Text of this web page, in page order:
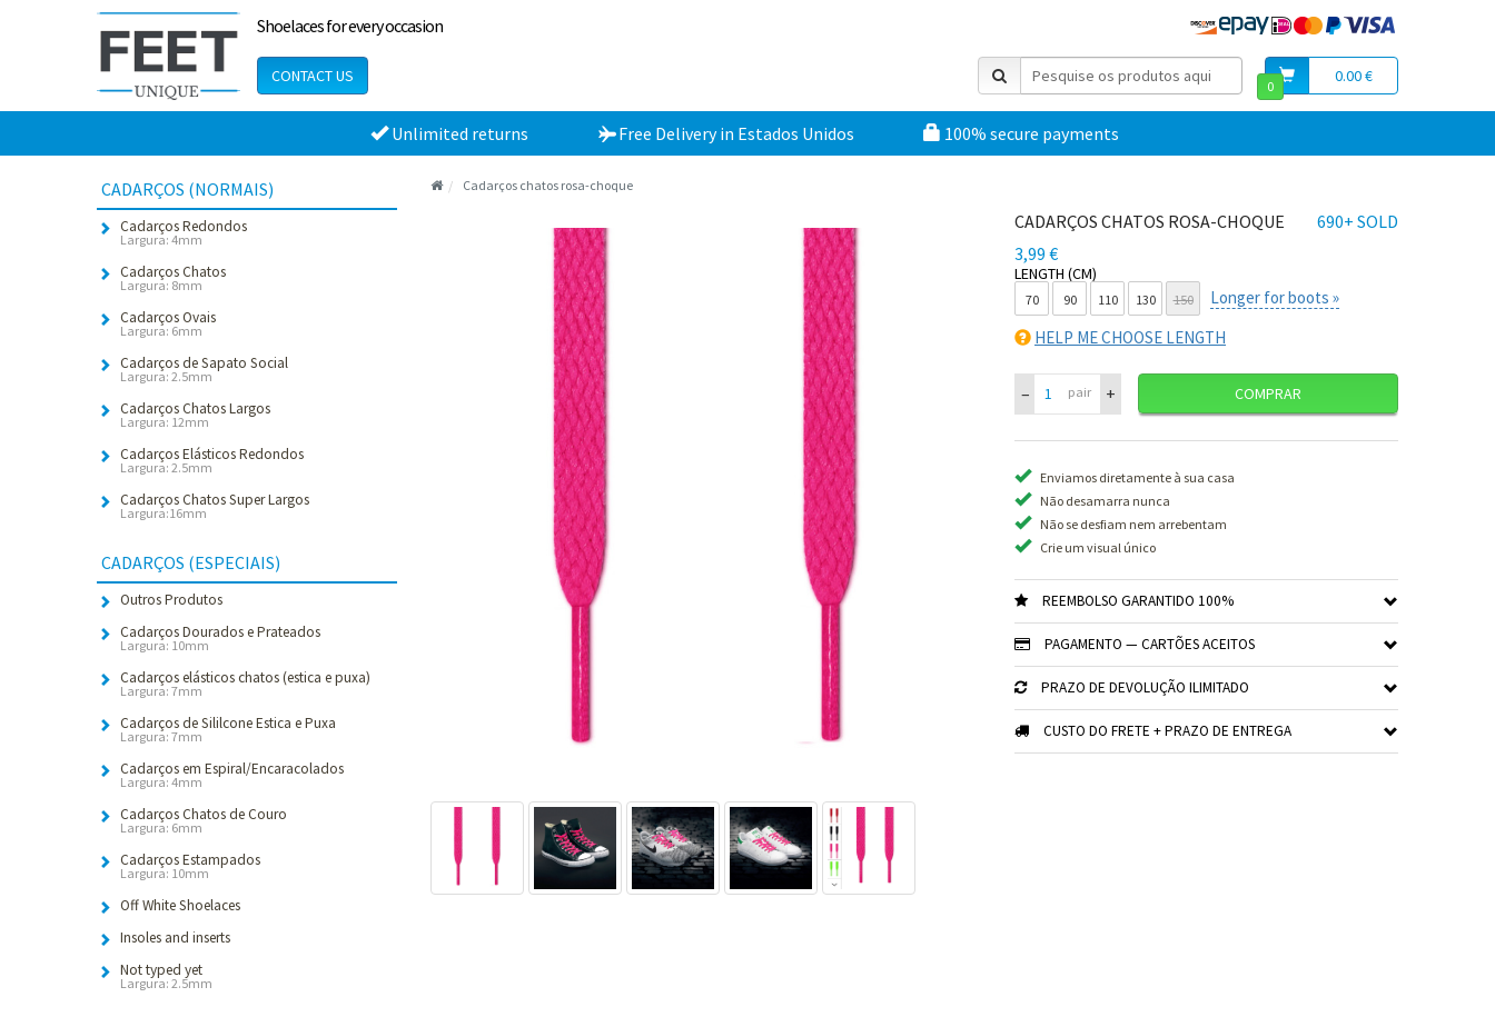
Shoelaces for every occasion
CONTACT US 0.00 €
0
Unlimited returns Free Deliveryin Estados Unidos 100% secure payments
CADARÇOS (NORMAIS)
Cadarços Redondos
Largura: 4mm
Cadarços Chatos
Largura: 8mm
Cadarços Ovais
Largura: 6mm
Cadarços de Sapato Social
Largura: 2.5mm
Cadarços Chatos Largos
Largura: 12mm
Cadarços Elásticos Redondos
Largura: 2.5mm
Cadarços Chatos Super Largos
Largura:16mm
CADARÇOS (ESPECIAIS)
Outros Produtos
Cadarços Dourados e Prateados
Largura: 10mm
Cadarços elásticos chatos (estica e puxa)
Largura: 7mm
Cadarços de Sililcone Estica e Puxa
Largura: 7mm
Cadarços em Espiral/Encaracolados
Largura: 4mm
Cadarços Chatos de Couro
Largura: 6mm
Cadarços Estampados
Largura: 10mm
Off White Shoelaces
Insoles and inserts
Not typed yet
Largura: 2.5mm
Cadarços chatos rosa-choque
690+ SOLD
CADARÇOS CHATOS ROSA-CHOQUE
3,99 €
LENGTH (CM)
70 90 110 130 150
Longer for boots »
HELP ME CHOOSE LENGTH
– pair + COMPRAR
Enviamos diretamente à sua casa
Não desamarra nunca
Não se desfiam nem arrebentam
Crie um visual único
REEMBOLSO GARANTIDO 100%
PAGAMENTO — CARTÕES ACEITOS
PRAZO DE DEVOLUÇÃO ILIMITADO
CUSTO DO FRETE + PRAZO DE ENTREGA